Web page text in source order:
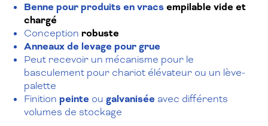
Benne pour produits en vracsempilable vide et
chargé
Conception robuste
Anneaux de levage pour grue
Peut recevoir un mécanisme pour le
basculement pour chariot élévateur ou un lève-
palette
Finition peinte ou galvanisée avec différents
volumes de stockage